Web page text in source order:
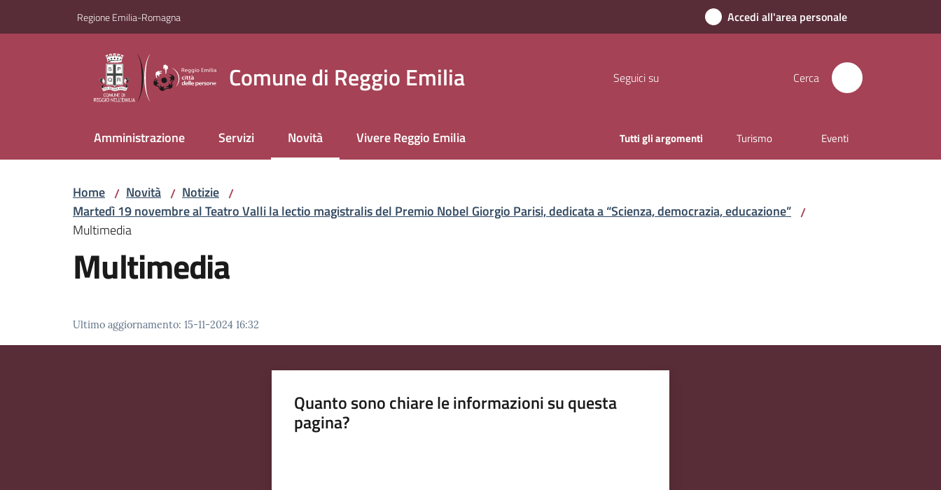
Regione Emilia-Romagna Accedi all'area personale
Comune di Reggio Emilia Seguici su Cerca
Amministrazione Servizi Novità
Menu selezionatoVivere Reggio Emilia Tutti gli argomenti Turismo Eventi
Home / Novità / Notizie /
Martedì 19 novembre al Teatro Valli la lectio magistralis del Premio Nobel Giorgio Parisi, dedicata a “Scienza, democrazia, educazione” /
Multimedia
Multimedia
Ultimo aggiornamento: 15-11-2024 16:32
Quanto sono chiare le informazioni su questa
pagina?